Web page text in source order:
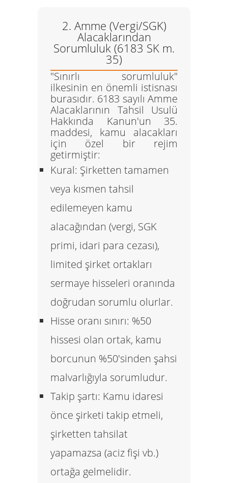
2. Amme (Vergi/SGK)
Alacaklarından
Sorumluluk (6183 SK m.
35)
"Sınırlı sorumluluk"
ilkesinin en önemli istisnası
burasıdır. 6183 sayılı Amme
Alacaklarının Tahsil Usulü
Hakkında Kanun'un 35.
maddesi, kamu alacakları
için özel bir rejim
getirmiştir:
Kural: Şirketten tamamen
veya kısmen tahsil
edilemeyen kamu
alacağından (vergi, SGK
primi, idari para cezası),
limited şirket ortakları
sermaye hisseleri oranında
doğrudan sorumlu olurlar.
Hisse oranı sınırı: %50
hissesi olan ortak, kamu
borcunun %50'sinden şahsi
malvarlığıyla sorumludur.
Takip şartı: Kamu idaresi
önce şirketi takip etmeli,
şirketten tahsilat
yapamazsa (aciz fişi vb.)
ortağa gelmelidir.